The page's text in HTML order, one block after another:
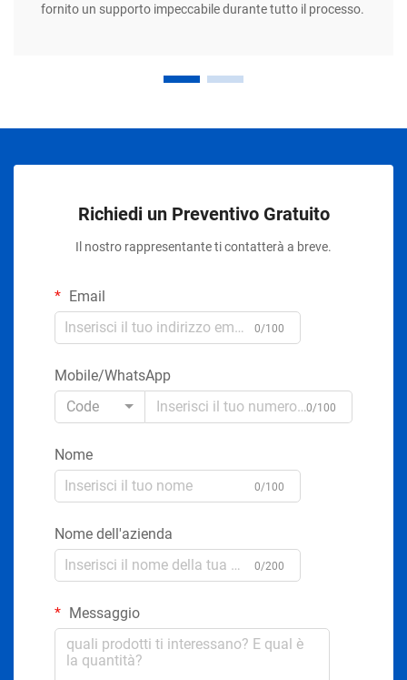
fornito un supporto impeccabile durante tutto il processo.
Richiedi un Preventivo Gratuito
Il nostro rappresentante ti contatterà a breve.
Email
0/100
Mobile/WhatsApp
Code
0/100
Nome
0/100
Nome dell'azienda
0/200
Messaggio